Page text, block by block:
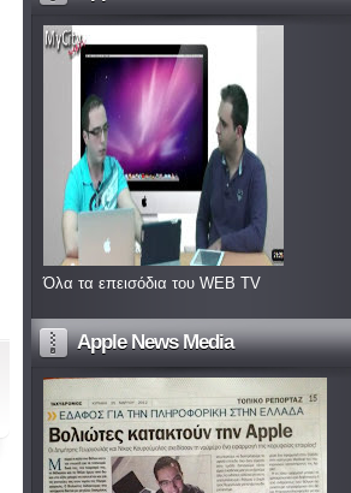
Όλα τα επεισόδια του WEB TV
Apple News Media